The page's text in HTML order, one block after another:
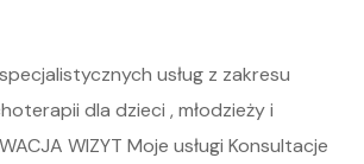
usług z zakresu
dla dzieci , młodzieży i
WIZYT Moje usługi Konsultacje